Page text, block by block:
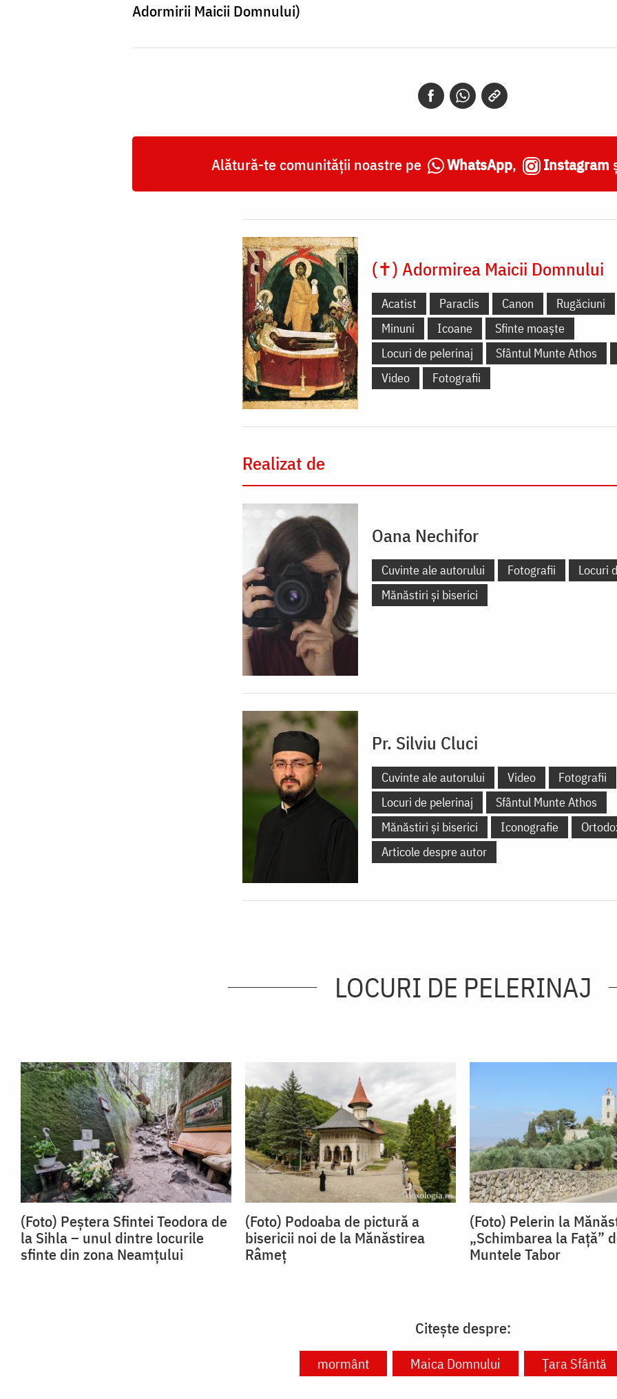
Adormirii Maicii Domnului)
Alătură-te comunității noastre pe WhatsApp, Instagram
(✝) Adormirea Maicii Domnului
Acatist Paraclis Canon Rugăciuni
Minuni
Icoane
Sfinte moaște
Locuri de pelerinaj
Sfântul Munte Athos
Video
Fotografii
Realizat de
Oana Nechifor
Cuvinte ale autorului Fotografii
Locuri
Mănăstiri și biserici
Pr. Silviu Cluci
Cuvinte ale autorului Video
Fotografii
Locuri de pelerinaj
Sfântul Munte Athos
Mănăstiri și biserici
Iconografie
Articole despre autor
LOCURI DE PELERINAJ
(Foto) Peștera Sfintei Teodora de
la Sihla – unul dintre locurile
sfinte din zona Neamțului
(Foto) Podoaba de pictură a
bisericii noi de la Mănăstirea
Râmeț
(Foto) Pelerin la
„Schimbarea la Față”
Muntele Tabor
Citește despre:
mormânt Maica Domnului Ţara Sfântă